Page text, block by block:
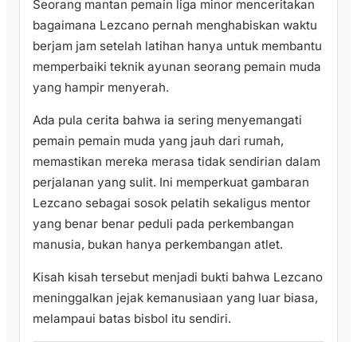
Seorang mantan pemain liga minor menceritakan
bagaimana Lezcano pernah menghabiskan waktu
berjam jam setelah latihan hanya untuk membantu
memperbaiki teknik ayunan seorang pemain muda
yang hampir menyerah.
Ada pula cerita bahwa ia sering menyemangati
pemain pemain muda yang jauh dari rumah,
memastikan mereka merasa tidak sendirian dalam
perjalanan yang sulit. Ini memperkuat gambaran
Lezcano sebagai sosok pelatih sekaligus mentor
yang benar benar peduli pada perkembangan
manusia, bukan hanya perkembangan atlet.
Kisah kisah tersebut menjadi bukti bahwa Lezcano
meninggalkan jejak kemanusiaan yang luar biasa,
melampaui batas bisbol itu sendiri.